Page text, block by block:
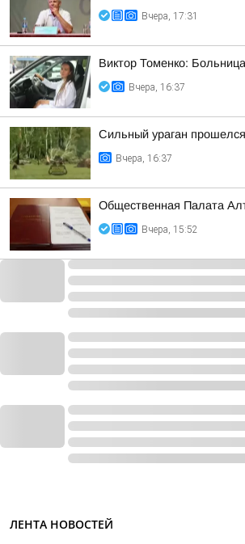
Вчера, 17:31
Виктор Томенко:
Вчера, 16:37
Сильный ураган
Вчера, 16:37
Общественная Палата
Вчера, 15:52
ЛЕНТА НОВОСТЕЙ